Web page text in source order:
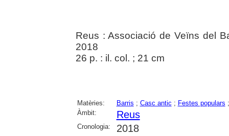
Reus : Associació de Veïns del
2018
26 p. : il. col. ; 21 cm
Matèries: Barris ; Casc antic ; Festes populars
Àmbit:
Reus
Cronologia: 2018